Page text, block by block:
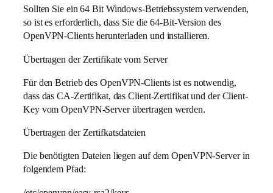
Sollten Sie ein 64 Bit Windows-Betriebssystem verwenden,
so ist es erforderlich, dass Sie die 64-Bit-Version des
OpenVPN-Clients herunterladen und installieren.
Übertragen der Zertifikate vom Server
Für den Betrieb des OpenVPN-Clients ist es notwendig,
dass das CA-Zertifikat, das Client-Zertifikat und der Client-
Key vom OpenVPN-Server übertragen werden.
Übertragen der Zertifkatsdateien
Die benötigten Dateien liegen auf dem OpenVPN-Server in
folgendem Pfad: